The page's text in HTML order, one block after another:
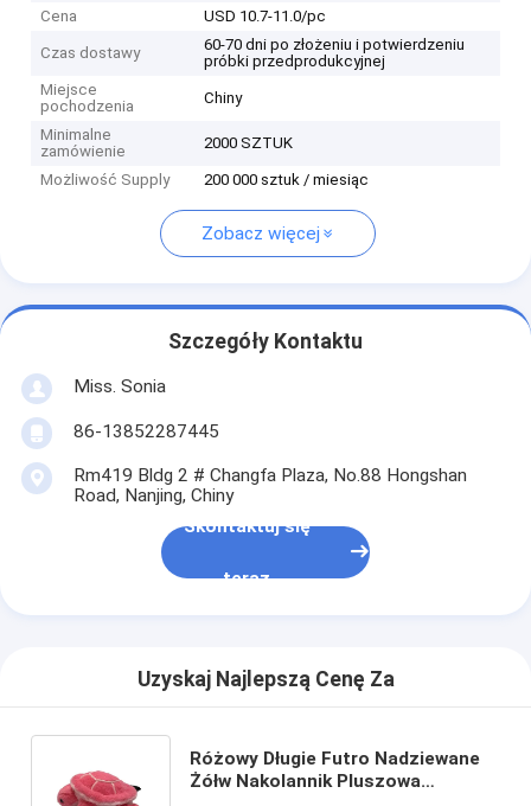
Cena
USD 10.7-11.0/pc
Czas dostawy
60-70 dni po złożeniu i potwierdzeniu
próbki przedprodukcyjnej
Miejsce
pochodzenia
Chiny
Minimalne
zamówienie
2000 SZTUK
Możliwość Supply 200 000 sztuk / miesiąc
Zobacz więcej
Szczegóły Kontaktu
Miss. Sonia
86-13852287445
Rm419 Bldg 2 # Changfa Plaza, No.88 Hongshan
Road, Nanjing, Chiny
Skontaktuj się
teraz
Uzyskaj Najlepszą Cenę Za
Różowy Długie Futro Nadziewane
Żółw Nakolannik Pluszowa